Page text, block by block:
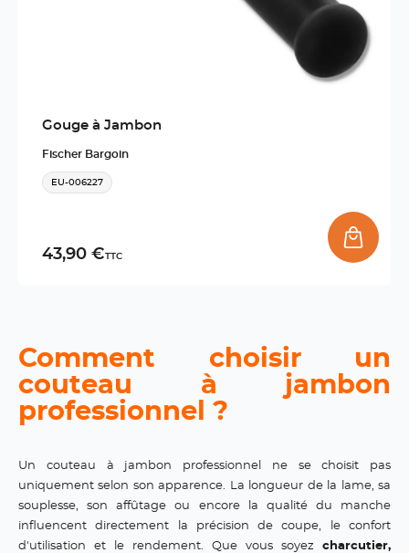
Gouge à Jambon
Fischer Bargoin
EU-006227
43,90 €TTC
Comment choisir un
couteau à jambon
professionnel ?
Un couteau à jambon professionnel ne se choisit pas
uniquement selon son apparence. La longueur de la lame, sa
souplesse, son affûtage ou encore la qualité du manche
influencent directement la précision de coupe, le confort
d'utilisation et le rendement. Que vous soyez charcutier,